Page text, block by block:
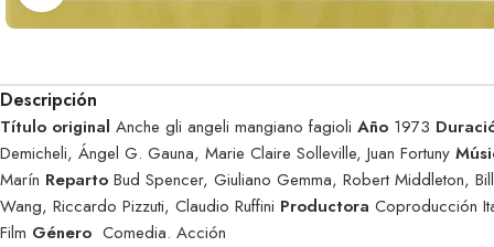
Descripción
Título original Anche gli angeli mangiano fagioli Año 1973
Demicheli, Ángel G. Gauna, Marie Claire Solleville, Juan Fortuny
Marín Reparto Bud Spencer, Giuliano Gemma, Robert Middleton,
Wang, Riccardo Pizzuti, Claudio Ruffini Productora Coproducción
Film Género Comedia. Acción